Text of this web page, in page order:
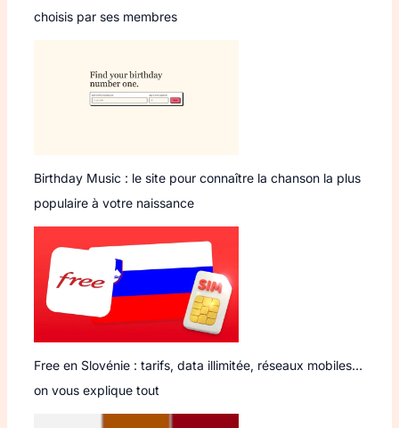
choisis par ses membres
Birthday Music : le site pour connaître la chanson la plus
populaire à votre naissance
Free en Slovénie : tarifs, data illimitée, réseaux mobiles…
on vous explique tout